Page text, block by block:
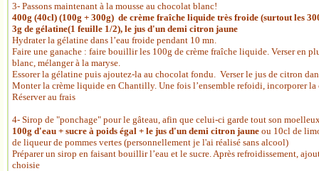
3- Passons maintenant à la mousse au chocolat blanc!
400g (40cl) (100g + 300g) de crème fraîche liquide très froide (surtout les
3g de gélatine(1 feuille 1/2), le jus d'un demi citron jaune
Hydrater la gélatine dans l’eau froide pendant 10 mn.
Faire une ganache : faire bouillir les 100g de crème fraîche liquide. Verser en
blanc, mélanger à la maryse.
Essorer la gélatine puis ajoutez-la au chocolat fondu. Verser le jus de citron
Monter la crème liquide en Chantilly. Une fois l’ensemble refoidi, incorporer la
Réserver au frais
4- Sirop de "ponchage" pour le gâteau, afin que celui-ci garde tout son
100g d'eau + sucre à poids égal + le jus d'un demi citron jaune ou 10cl de
de liqueur de pommes vertes (personnellement je l'ai réalisé sans alcool)
Préparer un sirop en faisant bouillir l’eau et le sucre. Après refroidissement,
choisie